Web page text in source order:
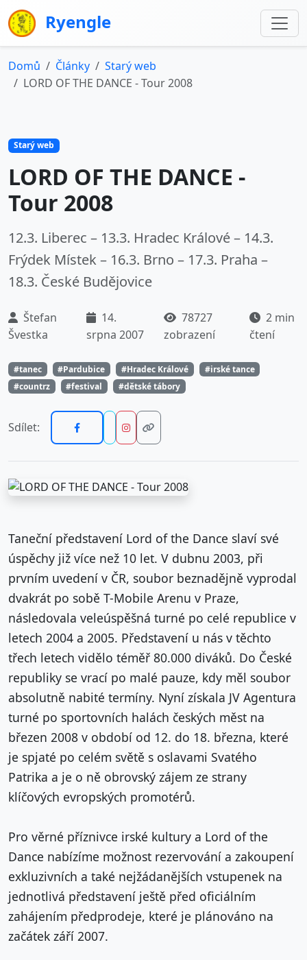
Ryengle
Domů Články
Starý web
LORD OF THE DANCE - Tour 2008
Starý web
LORD OF THE DANCE -
Tour 2008
12.3. Liberec – 13.3. Hradec Králové – 14.3.
Frýdek Místek – 16.3. Brno – 17.3. Praha –
18.3. České Budějovice
Štefan
Švestka
14.
srpna 2007
78727
zobrazení
2 min
čtení
#tanec #Pardubice #Hradec Králové
#irské tance
#countrz
#festival #dětské tábory
Sdílet:
Taneční představení Lord of the Dance slaví své
úspěchy již více než 10 let. V dubnu 2003, při
prvním uvedení v ČR, soubor beznadějně vyprodal
dvakrát po sobě T-Mobile Arenu v Praze,
následovala veleúspěšná turné po celé republice v
letech 2004 a 2005. Představení u nás v těchto
třech letech vidělo téměř 80.000 diváků. Do České
republiky se vrací po malé pauze, kdy měl soubor
absolutně nabité termíny. Nyní získala JV Agentura
turné po sportovních halách českých měst na
březen 2008 v období od 12. do 18. března, které
je spjaté po celém světě s oslavami Svatého
Patrika a je o ně obrovský zájem ze strany
klíčových evropských promotérů.
Pro věrné příznivce irské kultury a Lord of the
Dance nabízíme možnost rezervování a zakoupení
exkluzivních a také nejžádanějších vstupenek na
jednotlivá představení ještě před oficiálním
zahájením předprodeje, které je plánováno na
začátek září 2007.